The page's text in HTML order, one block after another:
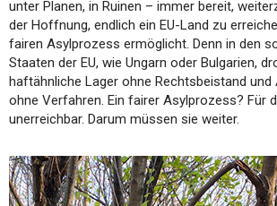
unter Planen, in Ruinen – immer bereit,
der Hoffnung, endlich ein EU-Land zu
fairen Asylprozess ermöglicht. Denn in den
Staaten der EU, wie Ungarn oder Bulgarien,
haftähnliche Lager ohne Rechtsbeistand und
ohne Verfahren. Ein fairer Asylprozess? Für
unerreichbar. Darum müssen sie weiter.